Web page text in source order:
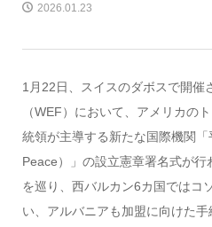
2026.01.23
1月22日、スイスのダボスで開催
（WEF）において、アメリカの
統領が主導する新たな国際機関
Peace）」の設立憲章署名式が
を巡り、西バルカン6カ国ではコ
い、アルバニアも加盟に向けた